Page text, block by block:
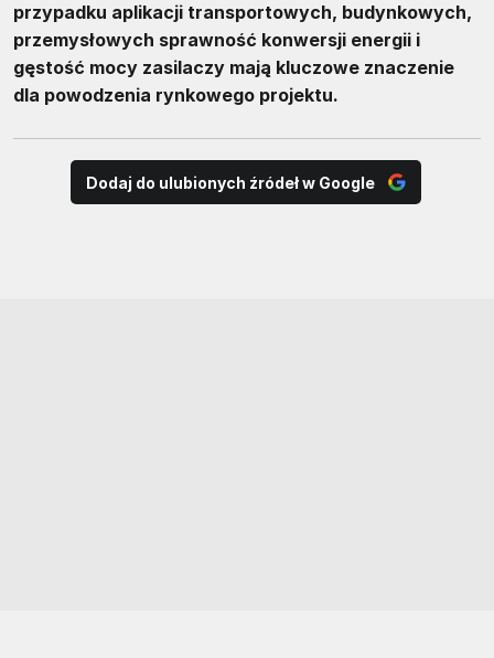
przypadku aplikacji transportowych, budynkowych,
przemysłowych sprawność konwersji energii i
gęstość mocy zasilaczy mają kluczowe znaczenie
dla powodzenia rynkowego projektu.
Dodaj do ulubionych źródeł w Google